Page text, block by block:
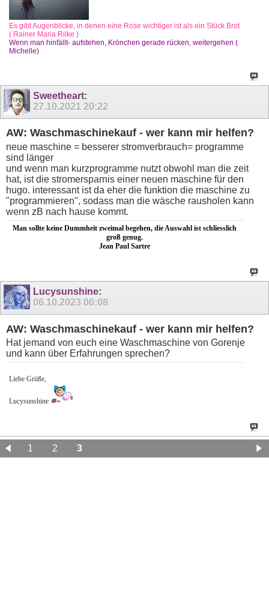
Es gibt Augenblicke, in denen eine Rose wichtiger ist als ein Stück Brot
( Rainer Maria Rilke )
Wenn man hinfällt- aufstehen, Krönchen gerade rücken, weitergehen (
Michelle)
Sweetheart:
27.10.2021 20:22
AW: Waschmaschinekauf - wer kann mir helfen?
neue maschine = besserer stromverbrauch= programme
sind länger
und wenn man kurzprogramme nutzt obwohl man die zeit
hat, ist die stromersparnis einer neuen maschine für den
hugo. interessant ist da eher die funktion die maschine zu
"programmieren", sodass man die wäsche rausholen kann
wenn zB nach hause kommt.
Man sollte keine Dummheit zweimal begehen, die Auswahl ist schliesslich
groß genug.
Jean Paul Sartre
Lucysunshine:
06.10.2023 06:08
AW: Waschmaschinekauf - wer kann mir helfen?
Hat jemand von euch eine Waschmaschine von Gorenje
und kann über Erfahrungen sprechen?
Liebe Grüße,
Lucysunshine
1 2 3